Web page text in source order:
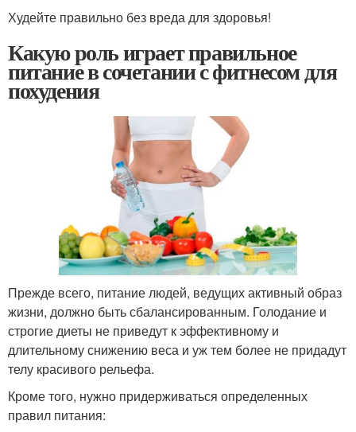
Худейте правильно без вреда для здоровья!
Какую роль играет правильное
питание в сочетании с фитнесом для
похудения
Прежде всего, питание людей, ведущих активный образ
жизни, должно быть сбалансированным. Голодание и
строгие диеты не приведут к эффективному и
длительному снижению веса и уж тем более не придадут
телу красивого рельефа.
Кроме того, нужно придерживаться определенных
правил питания: